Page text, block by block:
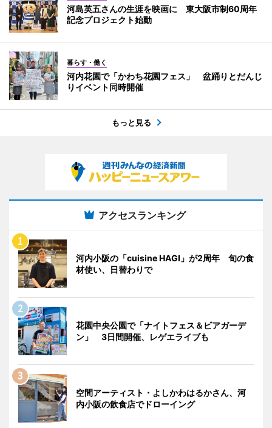
河島英五さんの生涯を映画に 東大阪市制60周年
記念プロジェクト始動
暮らす・働く
河内花園で「かわち花園フェス」 盆踊りとだんじ
りイベント同時開催
もっと見る
アクセスランキング
河内小阪の「cuisine HAGI」が2周年 旬の食
材使い、日替わりで
花園中央公園で「ナイトフェス＆ビアガーデ
ン」 3日間開催、レゲエライブも
空間アーティスト・よしかわはるかさん、河
内小阪の飲食店でドローイング